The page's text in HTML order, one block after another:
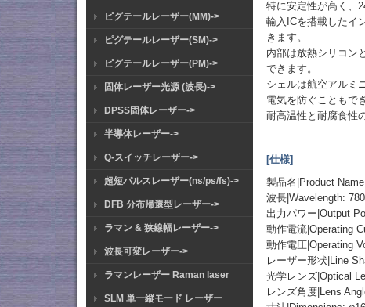
ピグテールレーザー(MM)->
ピグテールレーザー(SM)->
ピグテールレーザー(PM)->
固体レーザー光源 (波長)->
DPSS固体レーザー->
半導体レーザー->
Q-スイッチレーザー->
超短パルスレーザー(ns/ps/fs)->
DFB 分布帰還型レーザー->
ラマン & 狭線幅レーザー->
波長可変レーザー->
ラマンレーザー Raman laser
SLM 単一縦モード レーザー
特に安定性が高く、
輸入ICを搭載したイ
きます。
内部は放熱シリコン
できます。
シェルは航空アルミ
電気を防ぐこともで
耐高温性と耐腐食性
[仕様]
製品名|Product
波長|Wavelength:
出力パワー|Output
動作電流|Operating
動作電圧|Operating
レーザー形状|Line
光学レンズ|Optical
レンズ角度|Lens